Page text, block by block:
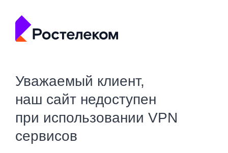
Уважаемый клиент,
наш сайт недоступен
при использовании VPN
сервисов